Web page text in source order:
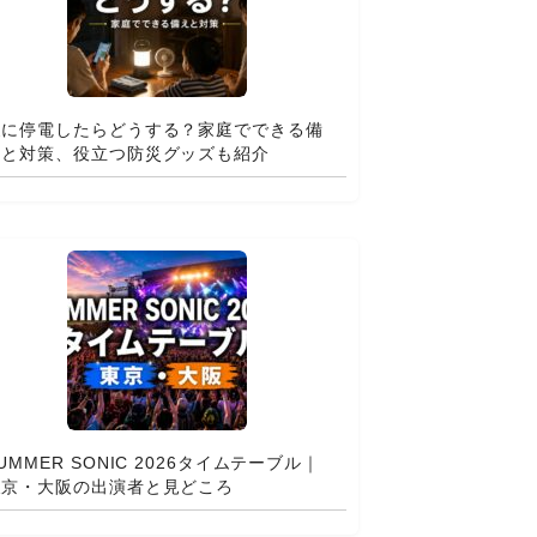
停電したらどうする？家庭でできる備
対策、役立つ防災グッズも紹介
SONIC 2026タイムテーブル｜
・大阪の出演者と見どころ